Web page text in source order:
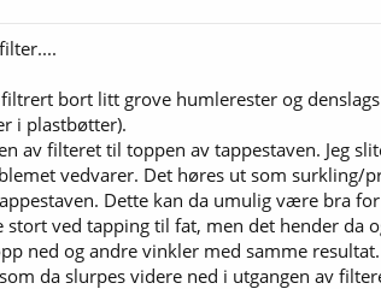
bort litt grove humlerester og
i plastbøtter).
av filteret til toppen av tappestaven. Jeg
vedvarer. Det høres ut som surkling/
Dette kan da umulig være bra for
ved tapping til fat, men det hender da
ned og andre vinkler med samme
da slurpes videre ned i utgangen av